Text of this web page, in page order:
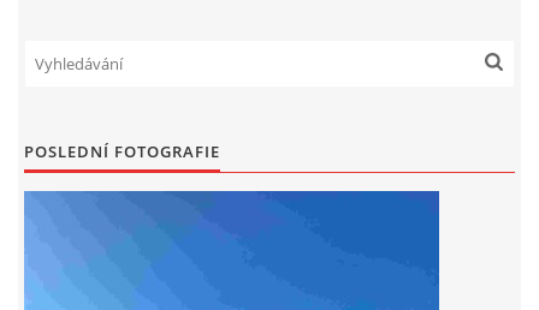
JEDNOTNÝ SYSTÉM VAROVÁNÍ A VYROZUMĚNÍ
OBYVATELSTVA ČR
VÝBOR SDH
POSLEDNÍ FOTOGRAFIE